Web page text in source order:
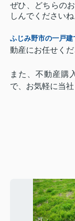
ぜひ、どちらの
しんでくださいね
ふじみ野市の一戸建
動産にお任せくだ
また、不動産購
で、お気軽に当